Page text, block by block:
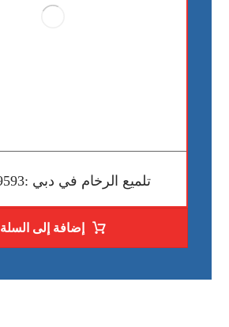
تلميع الرخام في دبي :0523659593
إضافة إلى السلة